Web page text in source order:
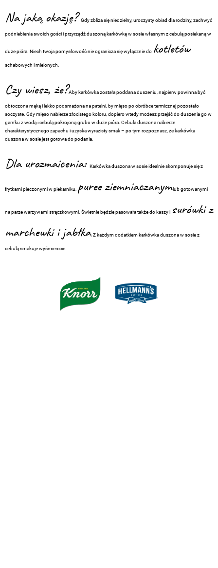
Na jaką okazję?Gdy zbliża się niedzielny, uroczysty obiad dla rodziny, zachwyć
podniebienia swoich gości i przyrządź duszoną karkówkę w sosie własnym z cebulą posiekaną w
duże pióra. Niech twoja pomysłowość nie ogranicza się wyłącznie do kotletów
schabowych i mielonych.
Czy wiesz, że?Aby karkówka została poddana duszeniu, najpierw powinna być
obtoczona mąką i lekko podsmażona na patelni, by mięso po obróbce termicznej pozostało
soczyste. Gdy mięso nabierze złocistego koloru, dopiero wtedy możesz przejść do duszenia go w
garnku z wodą i cebulą pokrojoną grubo w duże pióra. Cebula duszona nabierze
charakterystycznego zapachu i uzyska wyrazisty smak – po tym rozpoznasz, że karkówka
duszona w sosie jest gotowa do podania.
Dla urozmaicenia: Karkówka duszona w sosie idealnie skomponuje się z
frytkami pieczonymi w piekarniku, puree ziemniaczanymlub gotowanymi
na parze warzywami strączkowymi. Świetnie będzie pasowała także do kaszy i surówki z
marchewki i jabłka. Z każdym dodatkiem karkówka duszona w sosie z
cebulą smakuje wyśmienicie.